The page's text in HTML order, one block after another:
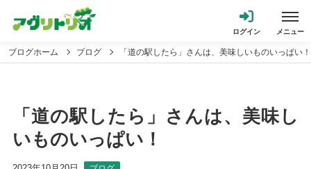
ブログホーム ブログ 「道の駅したら」さんは、美味しいものいっぱい！
「道の駅したら」さんは、美味し
いものいっぱい！